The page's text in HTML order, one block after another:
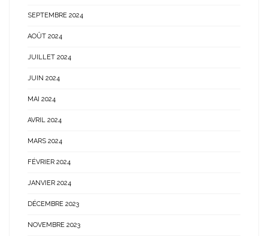
SEPTEMBRE 2024
AOÛT 2024
JUILLET 2024
JUIN 2024
MAI 2024
AVRIL 2024
MARS 2024
FÉVRIER 2024
JANVIER 2024
DÉCEMBRE 2023
NOVEMBRE 2023